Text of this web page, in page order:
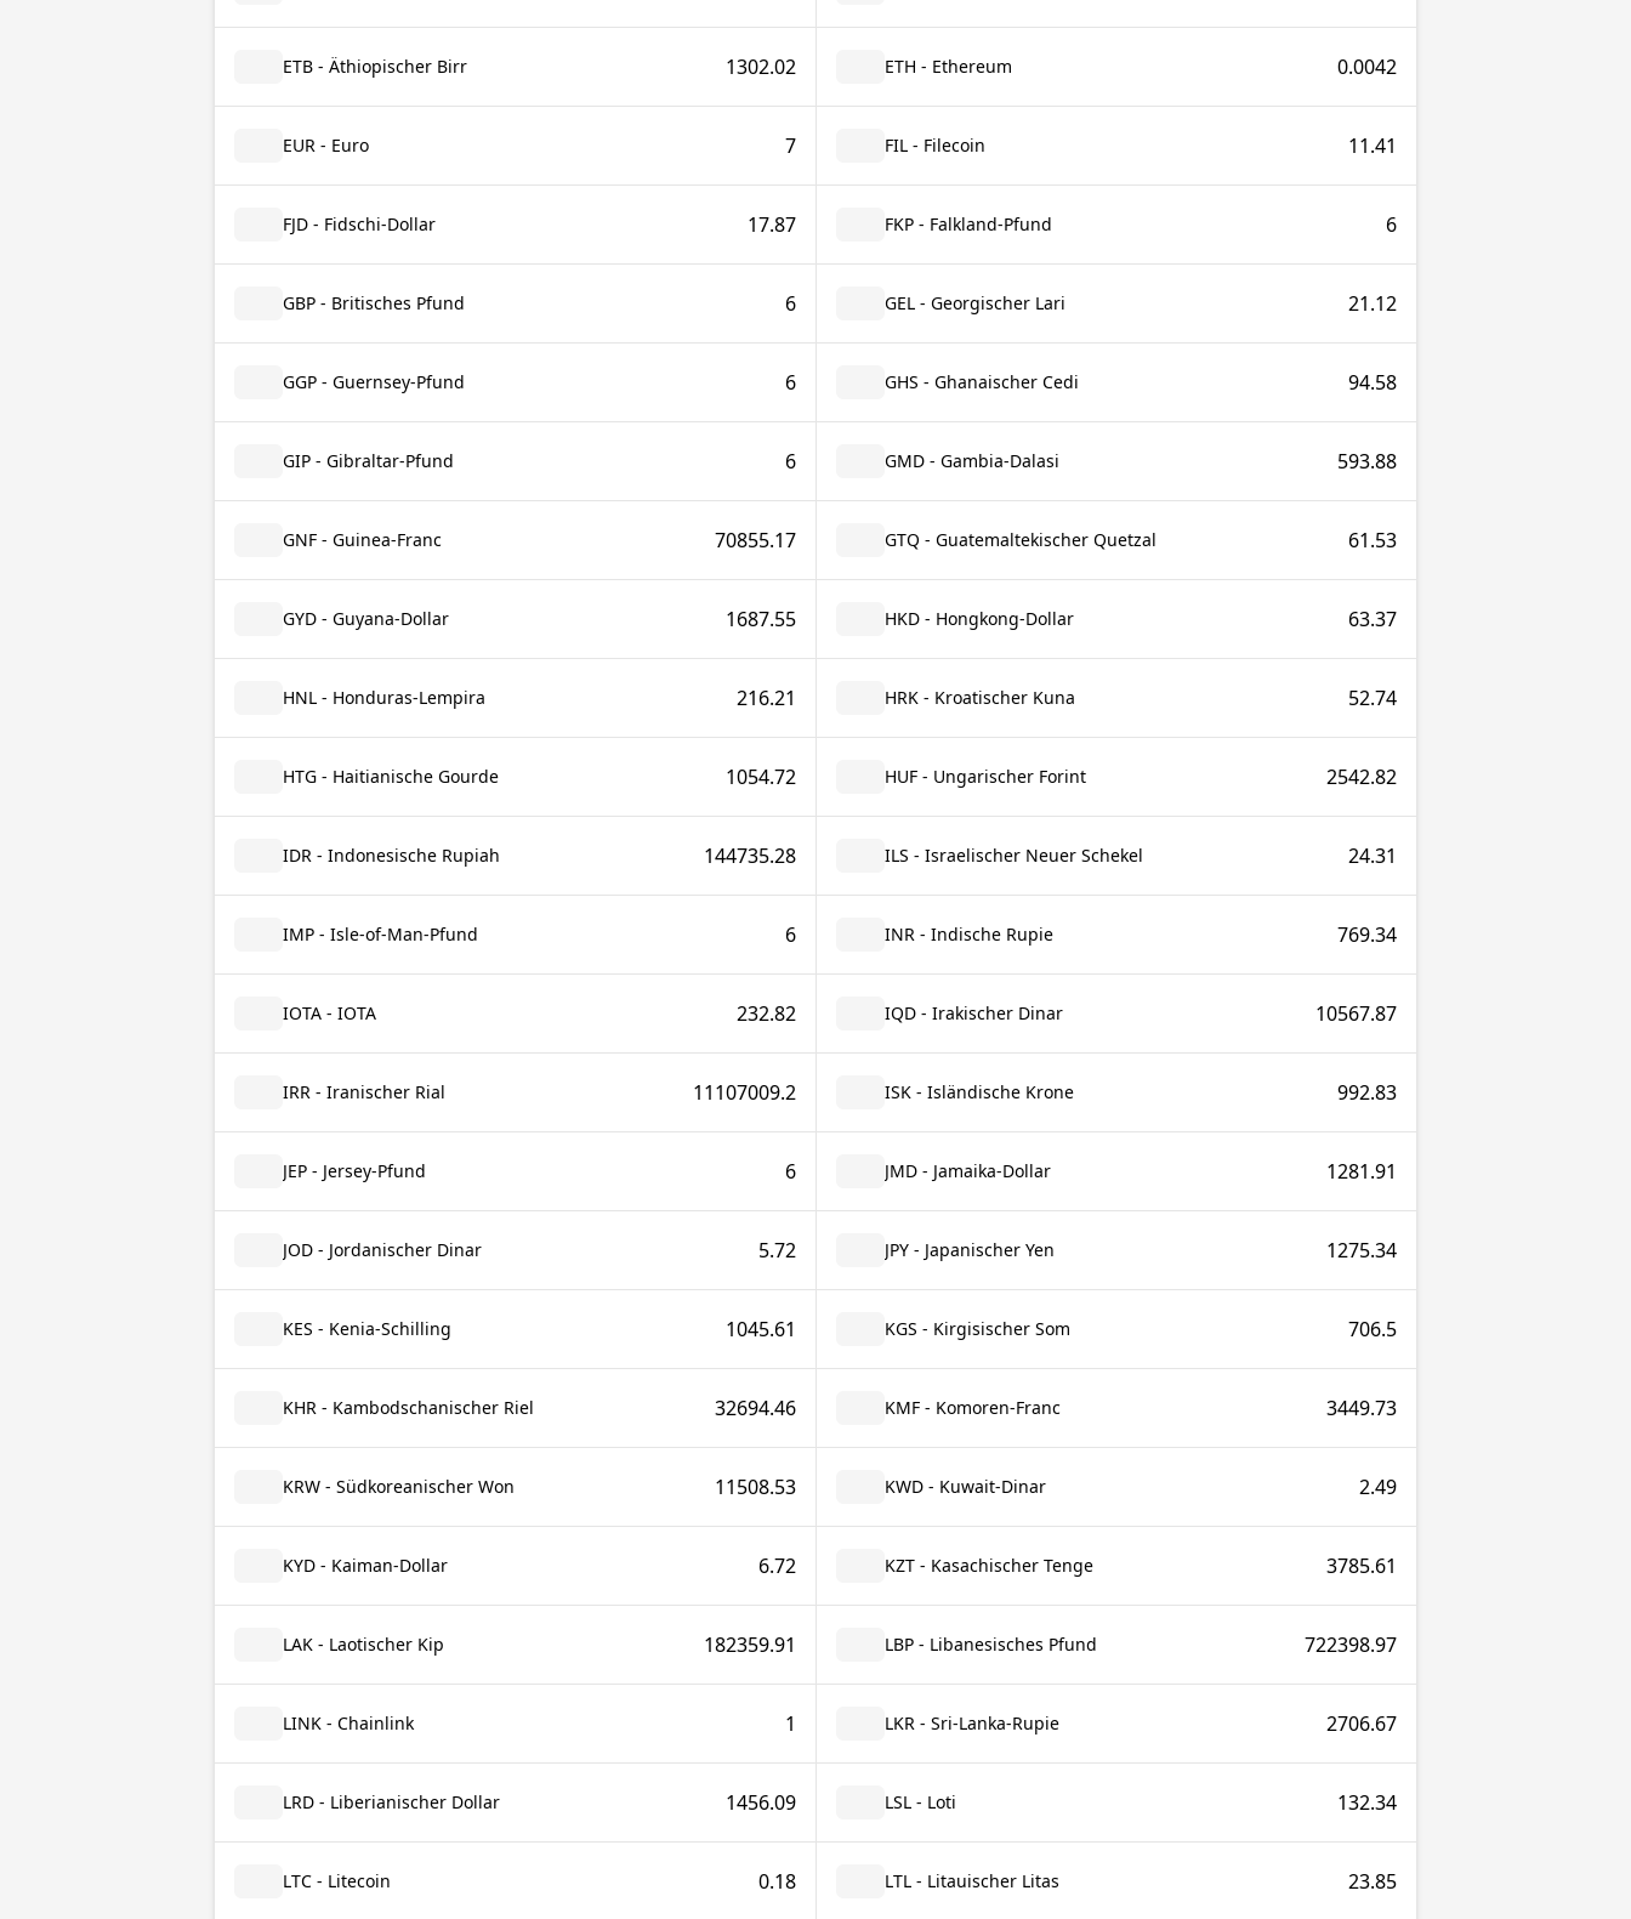
ETB - Äthiopischer Birr 1302.02 ETH - Ethereum 0.0042
EUR - Euro 7 FIL - Filecoin 11.41
FJD - Fidschi-Dollar 17.87 FKP - Falkland-Pfund 6
GBP - Britisches Pfund 6 GEL - Georgischer Lari 21.12
GGP - Guernsey-Pfund 6 GHS - Ghanaischer Cedi 94.58
GIP - Gibraltar-Pfund 6 GMD - Gambia-Dalasi 593.88
GNF - Guinea-Franc 70855.17 GTQ - Guatemaltekischer Quetzal 61.53
GYD - Guyana-Dollar 1687.55 HKD - Hongkong-Dollar 63.37
HNL - Honduras-Lempira 216.21 HRK - Kroatischer Kuna 52.74
HTG - Haitianische Gourde 1054.72 HUF - Ungarischer Forint 2542.82
IDR - Indonesische Rupiah 144735.28 ILS - Israelischer Neuer Schekel 24.31
IMP - Isle-of-Man-Pfund 6 INR - Indische Rupie 769.34
IOTA - IOTA 232.82 IQD - Irakischer Dinar 10567.87
IRR - Iranischer Rial 11107009.2 ISK - Isländische Krone 992.83
JEP - Jersey-Pfund 6 JMD - Jamaika-Dollar 1281.91
JOD - Jordanischer Dinar 5.72 JPY - Japanischer Yen 1275.34
KES - Kenia-Schilling 1045.61 KGS - Kirgisischer Som 706.5
KHR - Kambodschanischer Riel 32694.46 KMF - Komoren-Franc 3449.73
KRW - Südkoreanischer Won 11508.53 KWD - Kuwait-Dinar 2.49
KYD - Kaiman-Dollar 6.72 KZT - Kasachischer Tenge 3785.61
LAK - Laotischer Kip 182359.91 LBP - Libanesisches Pfund 722398.97
LINK - Chainlink 1 LKR - Sri-Lanka-Rupie 2706.67
LRD - Liberianischer Dollar 1456.09 LSL - Loti 132.34
LTC - Litecoin 0.18 LTL - Litauischer Litas 23.85